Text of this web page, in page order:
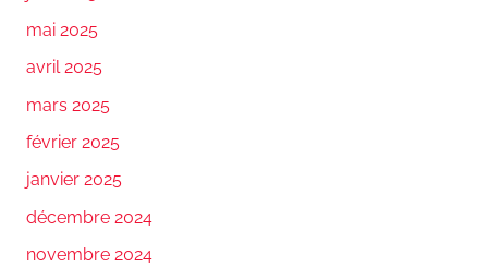
mai 2025
avril 2025
mars 2025
février 2025
janvier 2025
décembre 2024
novembre 2024